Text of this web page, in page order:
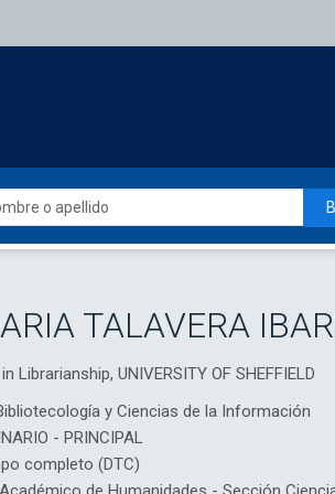
TALAVERA
Librarianship, UNIVERSITY OF SHEFFIELD
y Ciencias de la Información
- PRINCIPAL
completo (DTC)